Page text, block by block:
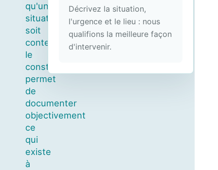
qu'une
situation
soit
contestée,
le
constat
permet
de
documenter
objectivement
ce
qui
existe
à
Décrivez la situation,
l'urgence et le lieu : nous
qualifions la meilleure façon
d'intervenir.